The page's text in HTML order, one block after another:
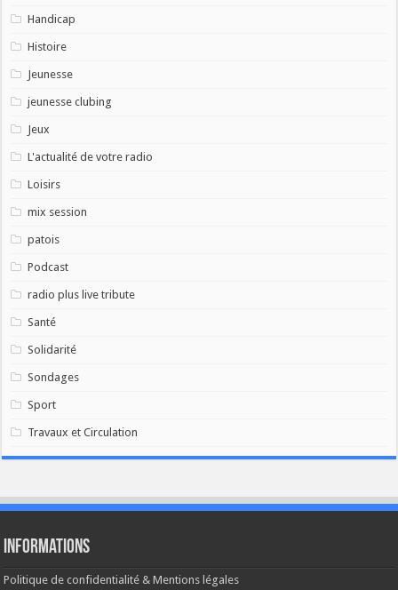
Handicap
Histoire
Jeunesse
jeunesse clubing
Jeux
L'actualité de votre radio
Loisirs
mix session
patois
Podcast
radio plus live tribute
Santé
Solidarité
Sondages
Sport
Travaux et Circulation
Informations
Politique de confidentialité & Mentions légales